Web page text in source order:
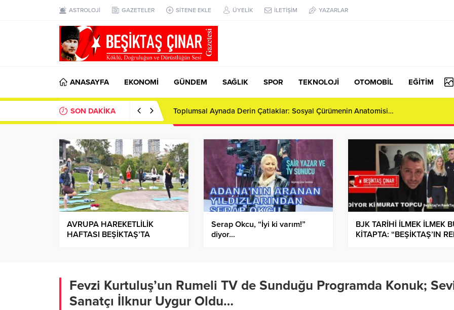
ASTROLOJİ GAZETELER SİTENE EKLE ÜYELİK İLETİŞİM YAZARLAR
ANASAYFA EKONOMİ GÜNDEM SAĞLIK SPOR TEKNOLOJİ OTOMOBİL EĞİTİM
SON DAKİKA Toplumsal Aynada Derin Çatlaklar: Sosyal Çürümenin Anatomisi…
AVRUPA HAREKETLİLİK
HAFTASI BEŞİKTAŞ’TA
Serap Okcu, “İyi ki varım!”
diyor…
BJK TARİHİ İLMEK İLMEK
KİTAPTA: “BEŞİKTAŞ’IN
Fevzi Kurtuluş’un Rumeli TV de Sunduğu Programda Konuk;
Sanatçı İlknur Uygur Oldu…